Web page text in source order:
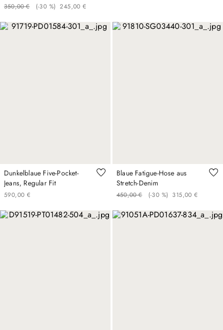
350,00 € (-30 %) 245,00 €
Dunkelblaue Five-Pocket-
Jeans, Regular Fit
590,00 €
Blaue Fatigue-Hose aus
Stretch-Denim
450,00 € (-30 %) 315,00 €